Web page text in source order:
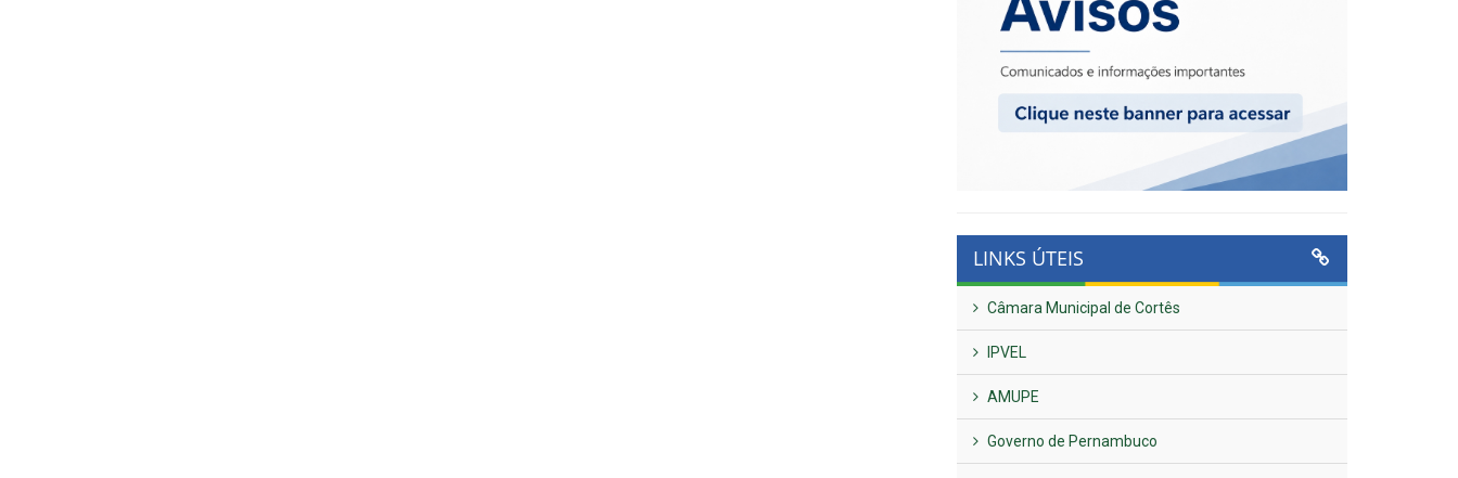
LINKS ÚTEIS
Câmara Municipal de Cortês
IPVEL
AMUPE
Governo de Pernambuco